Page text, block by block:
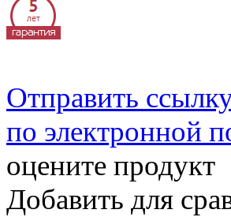
Отправить
по электронной
оцените продукт
Добавить для